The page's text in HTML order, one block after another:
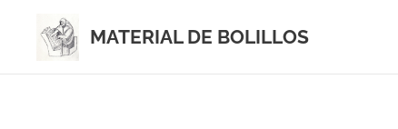
MATERIAL DE BOLILLOS